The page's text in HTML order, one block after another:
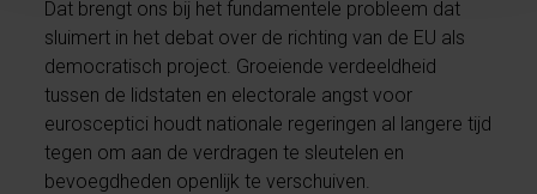
Dat brengt ons bij het fundamentele probleem dat
sluimert in het debat over de richting van de EU als
democratisch project. Groeiende verdeeldheid
tussen de lidstaten en electorale angst voor
eurosceptici houdt nationale regeringen al langere tijd
tegen om aan de verdragen te sleutelen en
bevoegdheden openlijk te verschuiven.